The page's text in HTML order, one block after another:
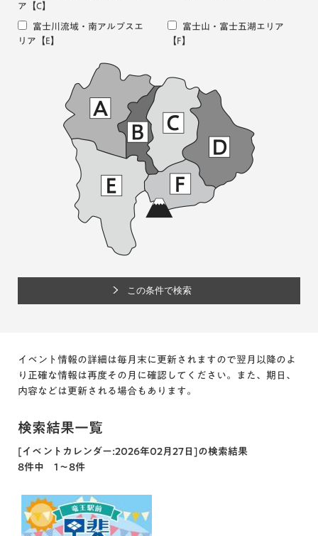
ア 【C】
富士川流域・南アルプスエ
リア 【E】
富士山・富士五湖エリア
【F】
イベント情報の詳細は毎月末に更新されますので翌月以降のよ
り正確な情報は再度その月に確認してください。また、期日、
内容などは更新される場合もあります。
検索結果一覧
[イベントカレンダー:2026年02月27日]の検索結果
8件中 1～8件